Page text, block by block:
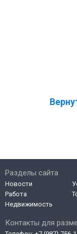
Контакты для
Разделы сайта
Новости
Работа
Недвижимость